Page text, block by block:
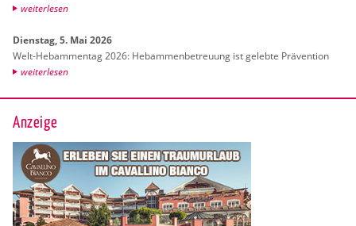
wei­ter­le­sen
Diens­tag, 5. Mai 2026
Welt-Heb­am­men­tag 2026: Heb­am­men­be­treu­ung ist ge­leb­te Prä­ven­ti­on
wei­ter­le­sen
Anzeige